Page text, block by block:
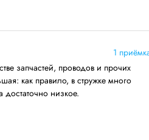
1
запчастей, проводов и прочих
как правило, в стружке много
достаточно низкое.